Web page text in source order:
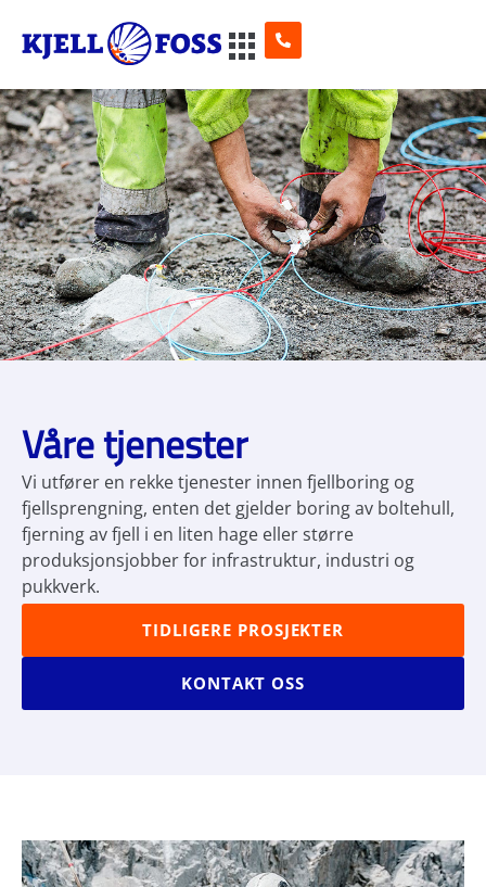
Våre tjenester
Vi utfører en rekke tjenester innen fjellboring og
fjellsprengning, enten det gjelder boring av boltehull,
fjerning av fjell i en liten hage eller større
produksjonsjobber for infrastruktur, industri og
pukkverk.
TIDLIGERE PROSJEKTER
KONTAKT OSS